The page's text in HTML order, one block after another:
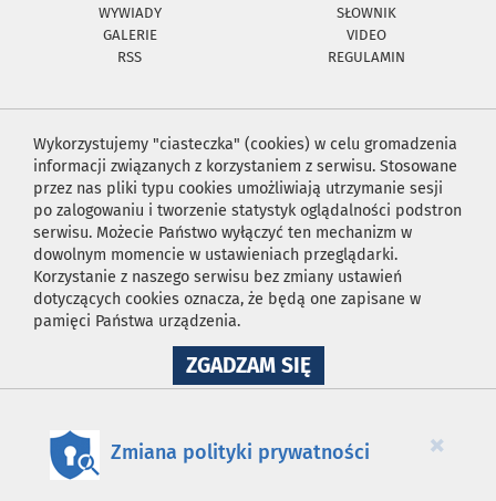
WYWIADY
SŁOWNIK
GALERIE
VIDEO
RSS
REGULAMIN
Wykorzystujemy "ciasteczka" (cookies) w celu gromadzenia
informacji związanych z korzystaniem z serwisu. Stosowane
przez nas pliki typu cookies umożliwiają utrzymanie sesji
po zalogowaniu i tworzenie statystyk oglądalności podstron
serwisu. Możecie Państwo wyłączyć ten mechanizm w
dowolnym momencie w ustawieniach przeglądarki.
Korzystanie z naszego serwisu bez zmiany ustawień
dotyczących cookies oznacza, że będą one zapisane w
pamięci Państwa urządzenia.
ZGADZAM SIĘNA
WYKORZYSTANIE
×
Zmiana polityki prywatności